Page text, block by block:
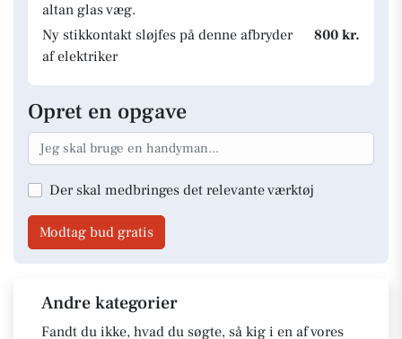
altan glas væg.
Ny stikkontakt sløjfes på denne afbryder
af elektriker
800 kr.
Opret en opgave
Der skal medbringes det relevante værktøj
Modtag bud gratis
Andre kategorier
Fandt du ikke, hvad du søgte, så kig i en af vores